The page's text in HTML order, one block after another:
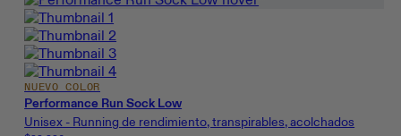
NUEVO COLOR
Performance Run Sock Low
Unisex - Running de rendimiento, transpirables, acolchados